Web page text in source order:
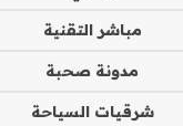
مباشر التقنية
مدونة صحبة
شرقيات السياحة